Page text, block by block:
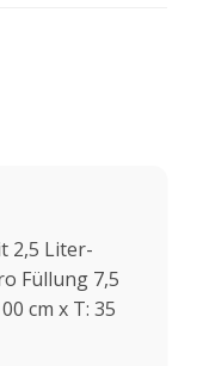
2,5 Liter-
Füllung 7,5
cm x T: 35